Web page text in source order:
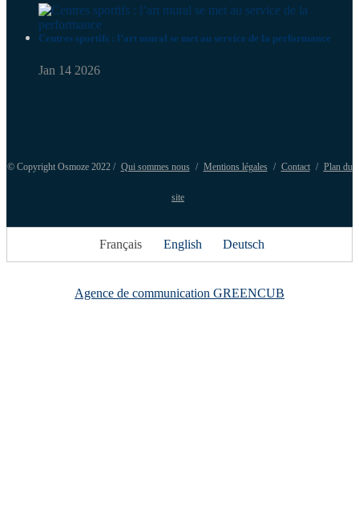
Centres sportifs : l’art mural se met au service de la performance
Jan 14 2026
© Copyright Osmoze 2022 / Qui sommes nous / Mentions légales / Contact / Plan du
site
Français English Deutsch
Agence de communication GREENCUB